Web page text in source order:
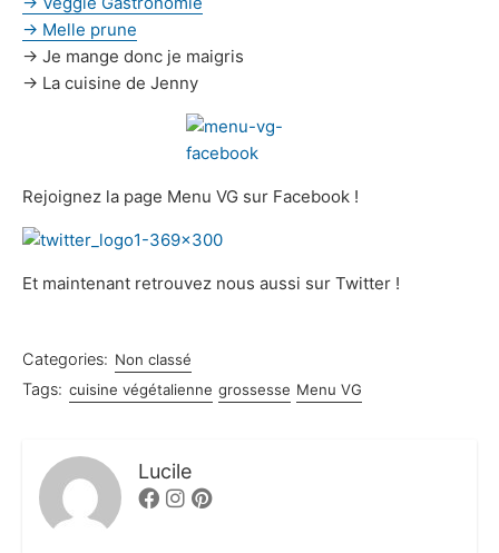
→ Melle prune
→ Je mange donc je maigris
→ La cuisine de Jenny
Rejoignez la page Menu VG sur Facebook !
Et maintenant retrouvez nous aussi sur Twitter !
Categories: Non classé
Tags: cuisine végétalienne grossesse Menu VG
Lucile
FacebookInstagram
Pinterest